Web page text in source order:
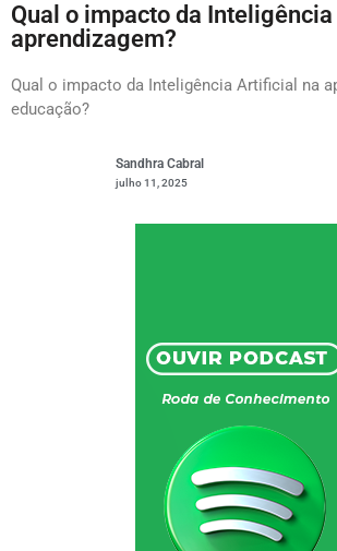
Qual o impacto da
aprendizagem?
Qual o impacto da Inteligência Artificial na
educação?
Sandhra Cabral
julho 11, 2025